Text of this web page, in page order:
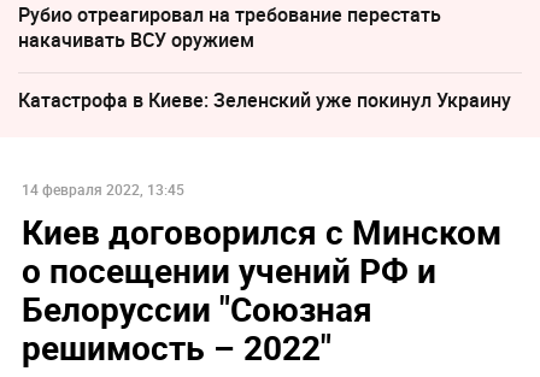
Рубио отреагировал на требование перестать
накачивать ВСУ оружием
Катастрофа в Киеве: Зеленский уже покинул Украину
14 февраля 2022, 13:45
Киев договорился с Минском
о посещении учений РФ и
Белоруссии "Союзная
решимость – 2022"